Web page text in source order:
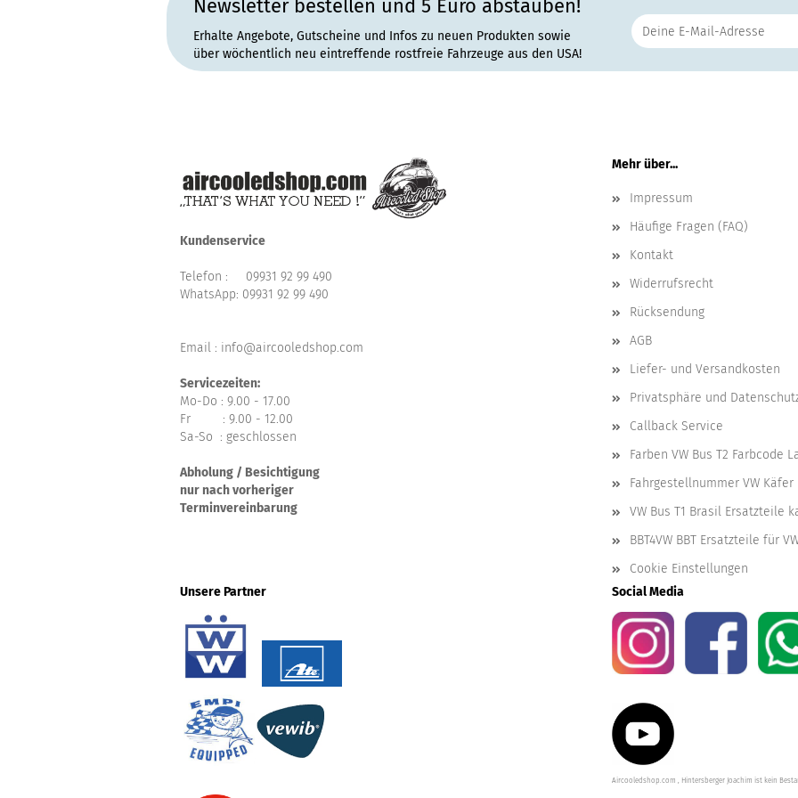
Newsletter bestellen und 5 Euro abstauben!
Erhalte Angebote, Gutscheine und Infos zu neuen Produkten sowie
über wöchentlich neu eintreffende rostfreie Fahrzeuge aus den USA!
Kundenservice
Telefon : 09931 92 99 490
WhatsApp: 09931 92 99 490
Email : info@aircooledshop.com
Servicezeiten:
Mo-Do : 9.00 - 17.00
Fr : 9.00 - 12.00
Sa-So : geschlossen
Abholung / Besichtigung
nur nach vorheriger
Terminvereinbarung
Mehr über...
Impressum
Häufige Fragen (FAQ)
Kontakt
Widerrufsrecht
Rücksendung
AGB
Liefer- und Versandkosten
Privatsphäre und
Callback Service
Farben VW Bus T2 Farbcode
Fahrgestellnummer VW Käfer
VW Bus T1 Brasil Ersatzteile
BBT4VW BBT Ersatzteile für
Cookie Einstellungen
Unsere Partner
Social Media
Aircooledshop.com , Hintersberger Joachim ist kein